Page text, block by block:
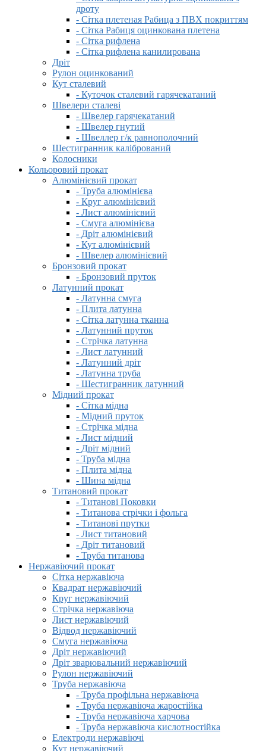
дроту
- Сітка плетеная Рабица з ПВХ покриттям
- Сітка Рабиця оцинкована плетена
- Сітка рифлена
- Сітка рифлена канилирована
Дріт
Рулон оцинкований
Кут сталевий
- Куточок сталевий гарячекатаний
Швелери сталеві
- Швелер гарячекатаний
- Швелер гнутий
- Швеллер г/к равнополочний
Шестигранник калібрований
Колосники
Кольоровий прокат
Алюмінієвий прокат
- Труба алюмінієва
- Круг алюмінієвий
- Лист алюмінієвий
- Смуга алюмінієва
- Дріт алюмінієвий
- Кут алюмінієвий
- Швелер алюмінієвий
Бронзовий прокат
- Бронзовий пруток
Латунний прокат
- Латунна смуга
- Плита латунна
- Сітка латунна тканна
- Латунний пруток
- Стрічка латунна
- Лист латунний
- Латунний дріт
- Латунна труба
- Шестигранник латунний
Мідний прокат
- Сітка мідна
- Мідний пруток
- Стрічка мідна
- Лист мідний
- Дріт мідний
- Труба мідна
- Плита мідна
- Шина мідна
Титановий прокат
- Титанові Поковки
- Титанова стрічки і фольга
- Титанові прутки
- Лист титановий
- Дріт титановий
- Труба титанова
Нержавіючий прокат
Сітка нержавіюча
Квадрат нержавіючий
Круг нержавіючий
Стрічка нержавіюча
Лист нержавіючий
Відвод нержавіючий
Смуга нержавіюча
Дріт нержавіючий
Дріт зварювальний нержавіючий
Рулон нержавіючий
Труба нержавіюча
- Труба профільна нержавіюча
- Труба нержавіюча жаростійка
- Труба нержавіюча харчова
- Труба нержавіюча кислотностійка
Електроди нержавіючі
Кут нержавіючий